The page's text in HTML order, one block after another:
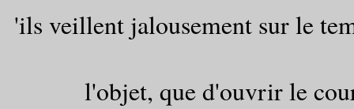
'ils veillent jalousement sur le
l'objet, que d'ouvrir le